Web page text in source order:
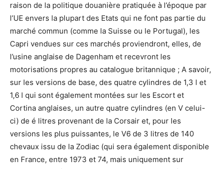
raison de la politique douanière pratiquée à l’époque par
l’UE envers la plupart des Etats qui ne font pas partie du
marché commun (comme la Suisse ou le Portugal), les
Capri vendues sur ces marchés proviendront, elles, de
l’usine anglaise de Dagenham et recevront les
motorisations propres au catalogue britannique ; A savoir,
sur les versions de base, des quatre cylindres de 1,3 l et
1,6 l qui sont également montées sur les Escort et
Cortina anglaises, un autre quatre cylindres (en V celui-
ci) de é litres provenant de la Corsair et, pour les
versions les plus puissantes, le V6 de 3 litres de 140
chevaux issu de la Zodiac (qui sera également disponible
en France, entre 1973 et 74, mais uniquement sur